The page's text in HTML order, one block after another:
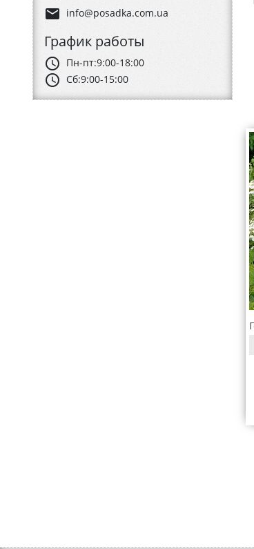
email info@posadka.com.ua
График работы
schedule Пн-пт:9:00-18:00
schedule Сб:9:00-15:00